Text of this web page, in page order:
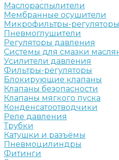
Маслораспылители
Мембранные осушители
Микрофильтры-регуляторы
Пневмоглушители
Регуляторы давления
Системы для смазки
Усилители давления
Фильтры-регуляторы
Блокирующие клапаны
Клапаны безопасности
Клапаны мягкого пуска
Конденсатоотводчики
Реле давления
Трубки
Катушки и разъёмы
Пневмоцилиндры
Фитинги